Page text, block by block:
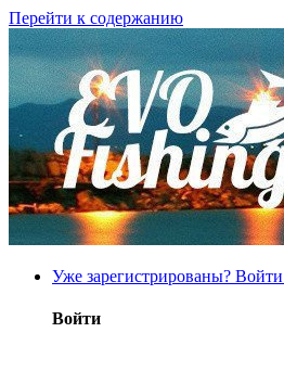
Перейти к содержанию
Уже зарегистрированы? Войти
Войти